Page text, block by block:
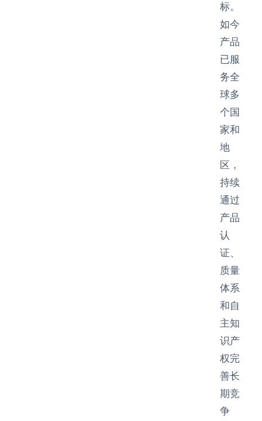
标。
如今
产品
已服
务全
球多
个国
家和
地
区，
持续
通过
产品
认
证、
质量
体系
和自
主知
识产
权完
善长
期竞
争